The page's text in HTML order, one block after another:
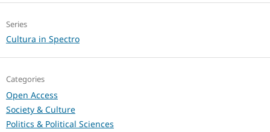
Series
Cultura in Spectro
Categories
Open Access
Society & Culture
Politics & Political Sciences